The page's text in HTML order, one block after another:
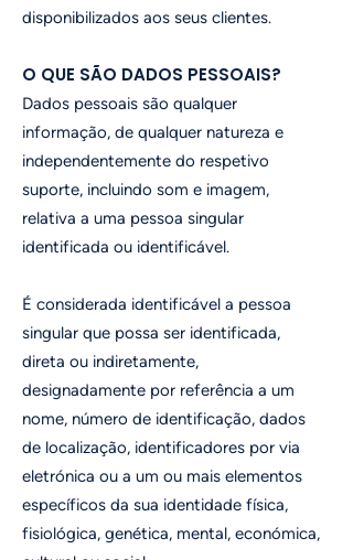
disponibilizados aos seus clientes.
O QUE SÃO DADOS PESSOAIS?
Dados pessoais são qualquer
informação, de qualquer natureza e
independentemente do respetivo
suporte, incluindo som e imagem,
relativa a uma pessoa singular
identificada ou identificável.
É considerada identificável a pessoa
singular que possa ser identificada,
direta ou indiretamente,
designadamente por referência a um
nome, número de identificação, dados
de localização, identificadores por via
eletrónica ou a um ou mais elementos
específicos da sua identidade física,
fisiológica, genética, mental, económica,